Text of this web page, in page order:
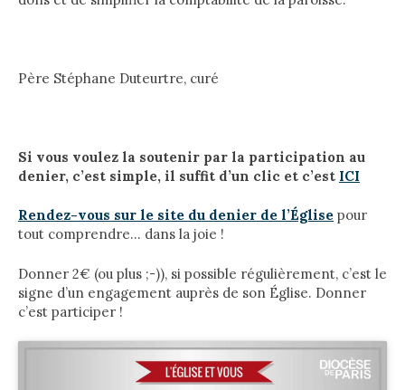
Père Stéphane Duteurtre, curé
Si vous voulez la soutenir par la participation au
denier, c’est simple, il suffit d’un clic et c’est ICI
Rendez-vous sur le site du denier de l’Église pour
tout comprendre… dans la joie !
Donner 2€ (ou plus ;-)), si possible régulièrement, c’est le
signe d’un engagement auprès de son Église. Donner
c’est participer !